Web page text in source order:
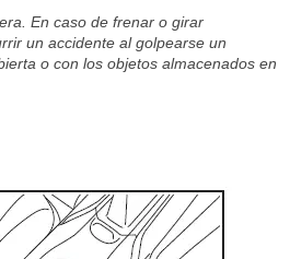
En caso de frenar o girar
un accidente al golpearse un
o con los objetos almacenados en